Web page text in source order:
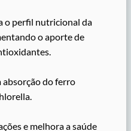
o perfil nutricional da
o aporte de
absorção do ferro
e melhora a saúde